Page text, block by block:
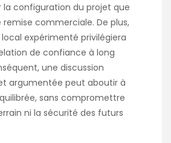
la configuration du projet que
remise commerciale. De plus,
expérimenté privilégiera
de confiance à long
une discussion
argumentée peut aboutir à
sans compromettre
ni la sécurité des futurs